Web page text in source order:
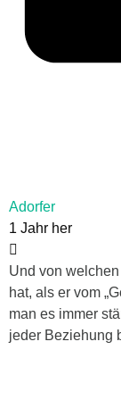
Adorfer
1 Jahr her
Und von
hat, als er vom
man es immer
jeder Beziehung